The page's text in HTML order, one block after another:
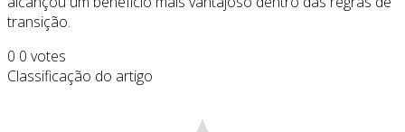
transição.
0 0 votes
Classificação do artigo